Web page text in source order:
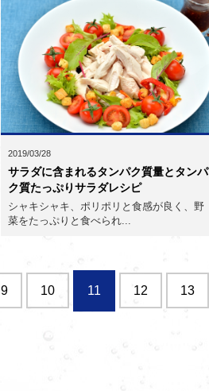
2019/03/28
サラダに含まれるタンパク質量とタンパ
ク質たっぷりサラダレシピ
シャキシャキ、ポリポリと食感が良く、野
菜をたっぷりと食べられ...
9 10 11 12 13